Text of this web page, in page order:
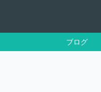
ブログ